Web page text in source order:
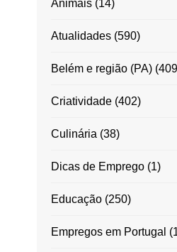
Animais(14)
Atualidades(590)
Belém e região (PA)
Criatividade(402)
Culinária (38)
Dicas de Emprego(1)
Educação(250)
Empregos em Portugal